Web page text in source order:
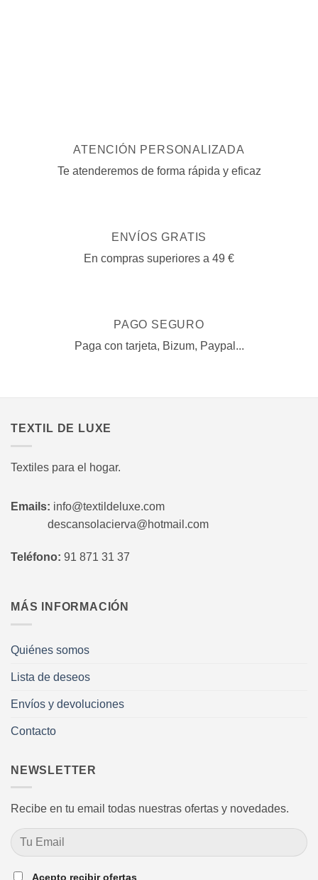
página
de
en
la
ATENCIÓN PERSONALIZADA
Te atenderemos de forma rápida y eficaz
ENVÍOS GRATIS
En compras superiores a 49 €
PAGO SEGURO
Paga con tarjeta, Bizum, Paypal...
TEXTIL DE LUXE
Textiles para el hogar.
Emails: info@textildeluxe.com
descansolacierva@hotmail.com
Teléfono: 91 871 31 37
MÁS INFORMACIÓN
Quiénes somos
Lista de deseos
Envíos y devoluciones
Contacto
NEWSLETTER
Recibe en tu email todas nuestras ofertas y novedades.
Acepto recibir ofertas